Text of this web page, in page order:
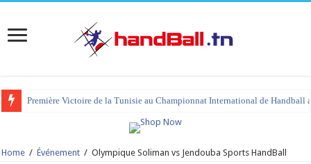
Première Victoire de la Tunisie au Championnat International de Handball
Home / Événement / Olympique Soliman vs Jendouba Sports HandBall